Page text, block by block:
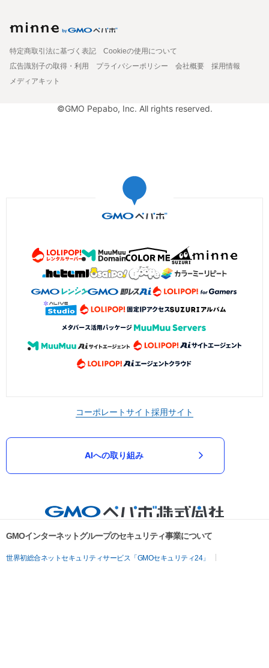
特定商取引法に基づく表記
Cookieの使用について
広告識別子の取得・利用
プライバシーポリシー 会社概要
採用情報
メディアキット
©GMO Pepabo, Inc. All rights reserved.
コーポレートサイト採用サイト
AIへの取り組み
GMOインターネットグループのセキュリティ事業について
世界初総合ネットセキュリティサービス「GMOセキュリティ24」